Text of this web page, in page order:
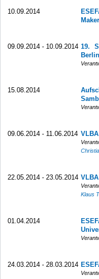
10.09.2014
09.09.2014 - 10.09.2014 19.
Berlin
15.08.2014
09.06.2014 - 11.06.2014
22.05.2014 - 23.05.2014
Klaus
01.04.2014
24.03.2014 - 28.03.2014